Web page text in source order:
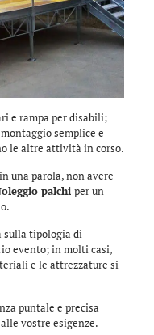
e rampa per disabili;
semplice e
le altre attività in corso.
una parola, non avere
palchi per un
sulla tipologia di
evento; in molti casi,
e le attrezzature si
puntale e precisa
vostre esigenze.